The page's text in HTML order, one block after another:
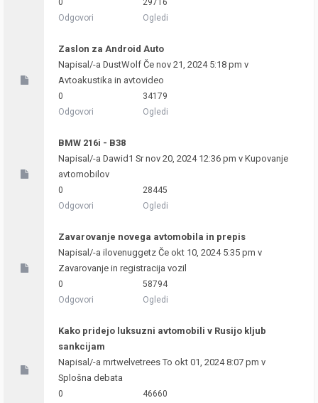
0
Odgovori
29716
Ogledi
Zaslon za Android Auto
Napisal/-a DustWolf Če nov 21, 2024 5:18 pm v
Avtoakustika in avtovideo
0
Odgovori
34179
Ogledi
BMW 216i - B38
Napisal/-a Dawid1 Sr nov 20, 2024 12:36 pm v Kupovanje
avtomobilov
0
Odgovori
28445
Ogledi
Zavarovanje novega avtomobila in prepis
Napisal/-a ilovenuggetz Če okt 10, 2024 5:35 pm v
Zavarovanje in registracija vozil
0
Odgovori
58794
Ogledi
Kako pridejo luksuzni avtomobili v Rusijo kljub
sankcijam
Napisal/-a mrtwelvetreesTo okt 01, 2024 8:07 pm v
Splošna debata
0
46660